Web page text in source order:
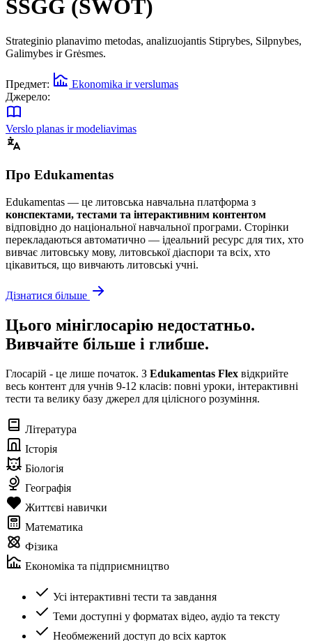
SSGG (SWOT)
Strateginio planavimo metodas, analizuojantis Stiprybes, Silpnybes,
Galimybes ir Grėsmes.
Предмет:
Ekonomika ir verslumas
Джерело:
Verslo planas ir modeliavimas
Про Edukamentas
Edukamentas — це литовська навчальна платформа з
конспектами, тестами та інтерактивним контентом
відповідно до національної навчальної програми. Сторінки
перекладаються автоматично — ідеальний ресурс для тих, хто
вивчає литовську мову, литовської діаспори та всіх, хто
цікавиться, що вивчають литовські учні.
Дізнатися більше
Цього мініглосарію недостатньо.
Вивчайте більше і глибше.
Глосарій - це лише початок. З Edukamentas Flex відкрийте
весь контент для учнів 9-12 класів: повні уроки, інтерактивні
тести та велику базу джерел для цілісного розуміння.
Література
Історія
Біологія
Географія
Життєві навички
Математика
Фізика
Економіка та підприємництво
Усі інтерактивні тести та завдання
Теми доступні у форматах відео, аудіо та тексту
Необмежений доступ до всіх карток